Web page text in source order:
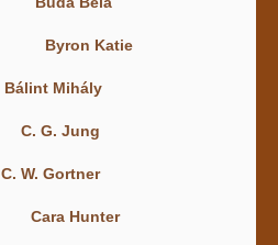
Byron Katie
Bálint Mihály
C. G. Jung
C. W. Gortner
Cara Hunter